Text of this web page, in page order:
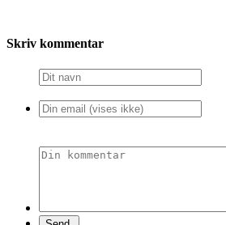
Skriv kommentar